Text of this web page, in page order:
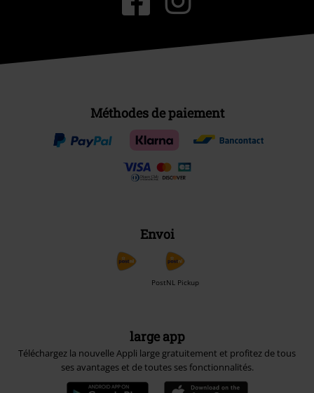
Méthodes de paiement
Envoi
PostNL Pickup
large app
Téléchargez la nouvelle Appli large gratuitement et profitez de tous
ses avantages et de toutes ses fonctionnalités.